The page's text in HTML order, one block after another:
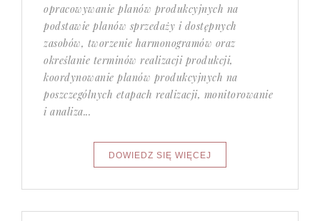
opracowywanie planów produkcyjnych na
podstawie planów sprzedaży i dostępnych
zasobów, tworzenie harmonogramów oraz
określanie terminów realizacji produkcji,
koordynowanie planów produkcyjnych na
poszczególnych etapach realizacji, monitorowanie
i analiza...